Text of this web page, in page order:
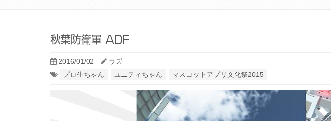
秋葉防衛軍 ADF
2016/01/02
ラズ
プロ生ちゃん
ユニティちゃん マスコットアプリ文化祭2015